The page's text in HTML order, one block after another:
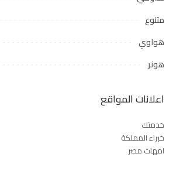
متنوع
هواوي
هونر
اعلانات المواقع
خدمتك
خبراء المملكة
امهات مصر